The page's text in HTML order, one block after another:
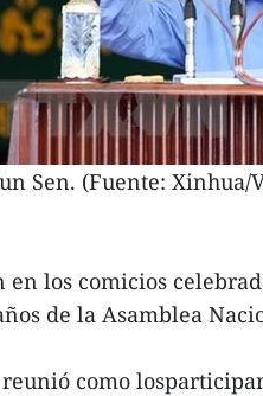
Sen. (Fuente: Xinhua/
los comicios
de la Asamblea
como